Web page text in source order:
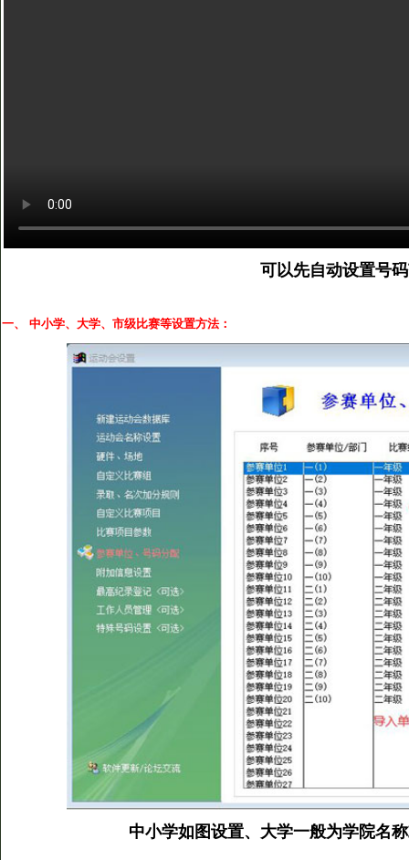
可以先自动设置号
一、 中小学、大学、市级比赛等设置方法：
中小学如图设置、大学一般为学院名